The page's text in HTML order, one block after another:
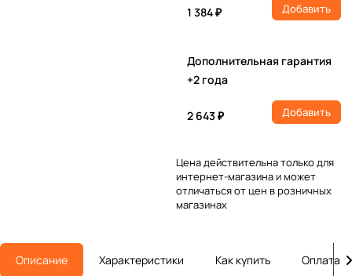
1 384 ₽ Добавить
Дополнительная гарантия
+2 года
2 643 ₽ Добавить
Цена действительна только для
интернет-магазина и может
отличаться от цен в розничных
магазинах
Описание Характеристики Как купить Оплата